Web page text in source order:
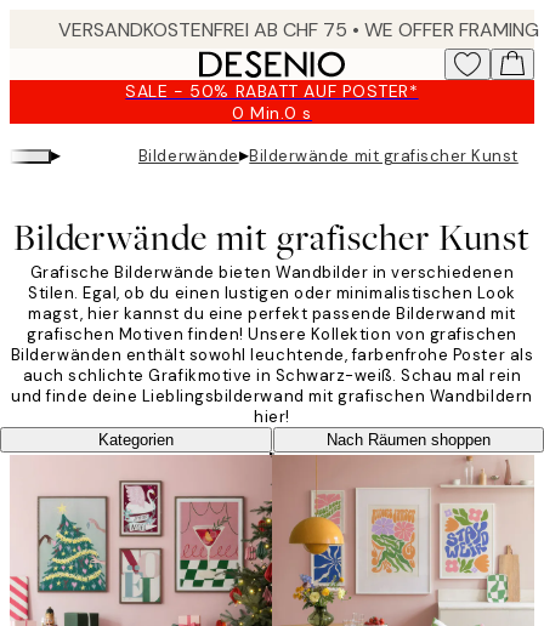
SALE - 50% RABATT AUF POSTER*
0 Min.0 s
Gültig
bis:
2026-
▸ Bilderwände▸Bilderwände mit grafischer Kunst
Bilderwände mit grafischer Kunst
Grafische Bilderwände bieten Wandbilder in verschiedenen
Stilen. Egal, ob du einen lustigen oder minimalistischen Look
magst, hier kannst du eine perfekt passende Bilderwand mit
grafischen Motiven finden! Unsere Kollektion von grafischen
Bilderwänden enthält sowohl leuchtende, farbenfrohe Poster als
auch schlichte Grafikmotive in Schwarz-weiß. Schau mal rein
und finde deine Lieblingsbilderwand mit grafischen Wandbildern
hier!
Kategorien Nach Räumen shoppen